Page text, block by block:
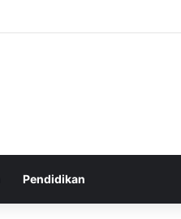
Pendidikan